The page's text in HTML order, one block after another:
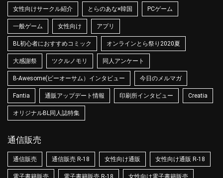
女性向けサークル紹介 とらのあな×韓国 PCゲーム
一般ゲーム 女性向け アプリ
BL初心者におすすめコミック オンラインとら祭り2020夏
大感謝祭 ツクルノモリ 同人アンケート
B-Awesome(ビーオーサム）インタビュー 今日のメルマガ
Fantia 通販アップデート情報 印刷所インタビュー Creatia
オリジナルBL同人誌特集
通信販売
通信販売 通信販売 R-18 女性向け通販 女性向け通販 R-18